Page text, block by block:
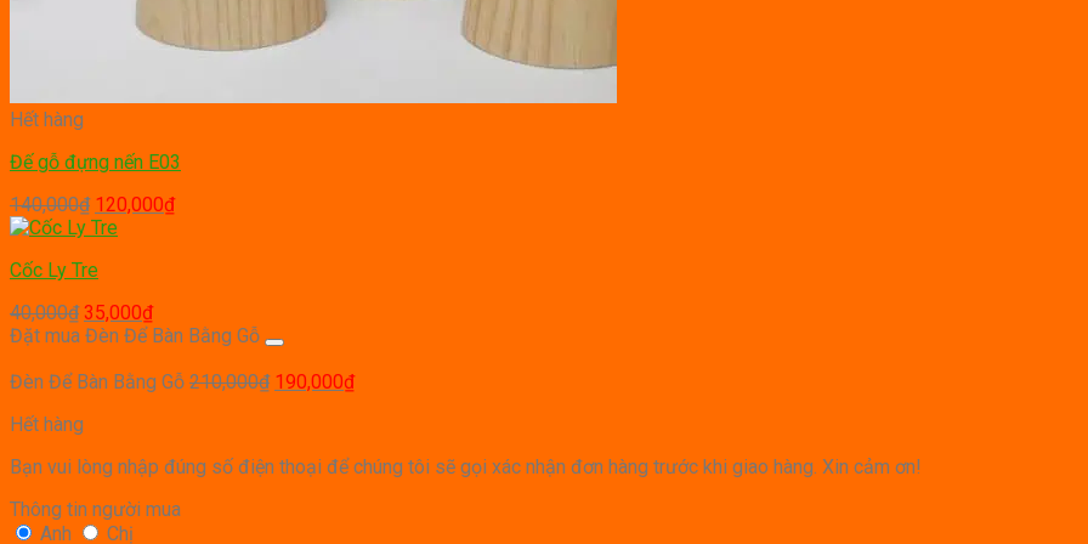
Hết hàng
Đế gỗ đựng nến E03
140,000₫ Giá
gốc
140,000₫.
120,000₫Giá
Cốc Ly Tre
40,000₫ Giá
gốc
40,000₫.
35,000₫Giá
hiện
là:
Đặt mua Đèn Để Bàn Bằng Gỗ
Đèn Để Bàn Bằng Gỗ 210,000₫ Giá
190,000₫Giá
190,000₫.
Hết hàng
Bạn vui lòng nhập đúng số điện thoại để chúng tôi sẽ gọi xác nhận đơn hàng trước khi giao hàng. Xin cảm ơn!
Thông tin người mua
Anh
Chị